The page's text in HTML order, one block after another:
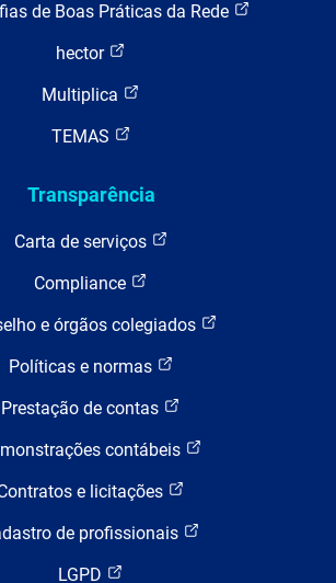
de Boas Práticas da Rede
hector
Multiplica
TEMAS
Transparência
Carta de serviços
Compliance
e órgãos colegiados
Políticas e normas
Prestação de contas
contábeis
e licitações
de profissionais
LGPD